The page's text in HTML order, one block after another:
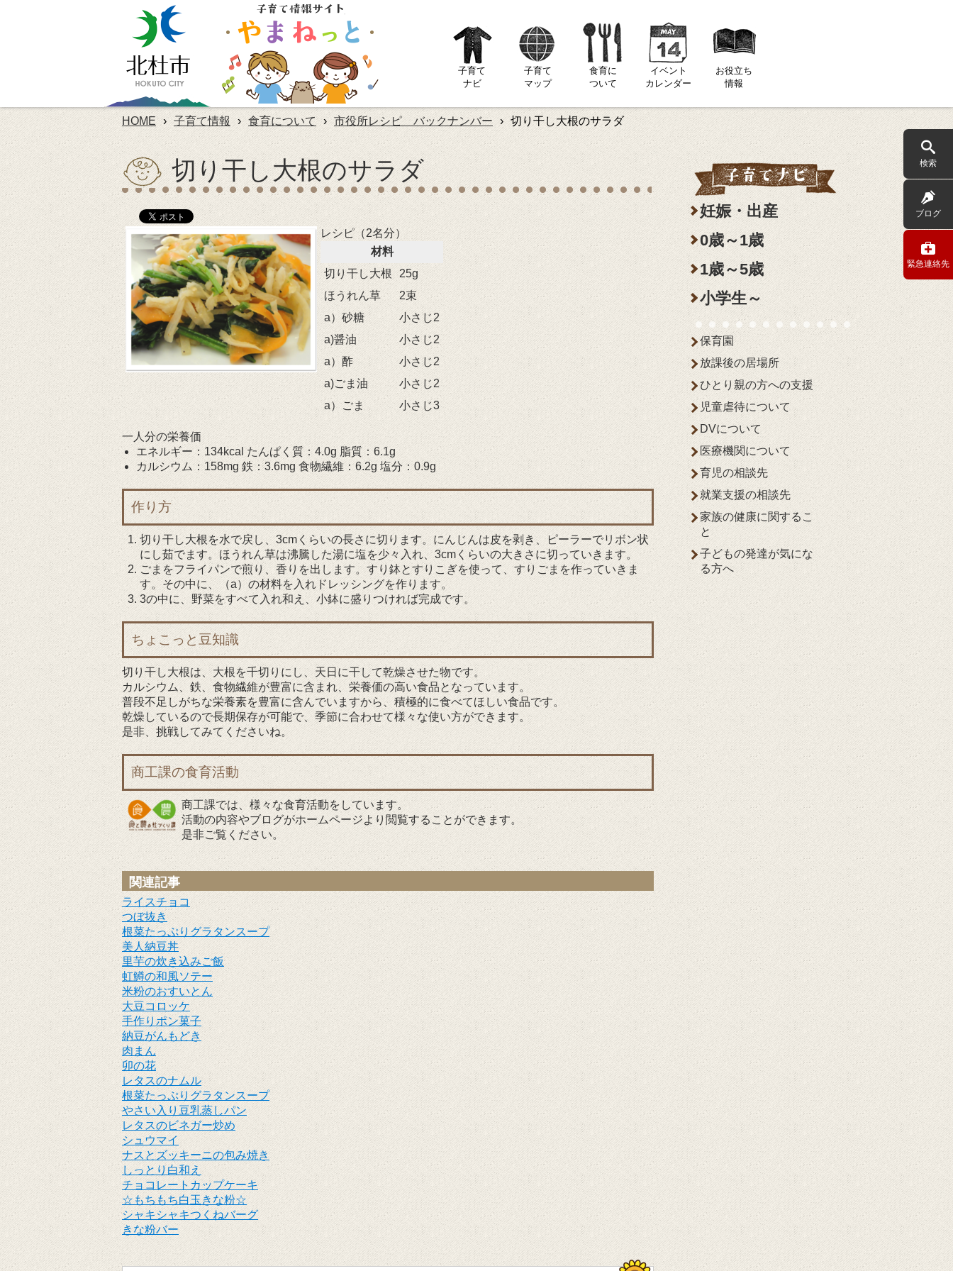
子育て
ナビ
子育て
マップ
食育に
ついて
イベント
カレンダー
お役立ち
情報
HOME › 子育て情報 › 食育について › 市役所レシピ バックナンバー › 切り干し大根のサラダ
検索
ブログ
緊急連絡先
切り干し大根のサラダ
レシピ（2名分）
材料
切り干し大根
25g
ほうれん草
2束
a）砂糖
小さじ2
a)醤油
小さじ2
a）酢
小さじ2
a)ごま油
小さじ2
a）ごま
小さじ3
一人分の栄養価
エネルギー：134kcal たんぱく質：4.0g 脂質：6.1g
カルシウム：158mg 鉄：3.6mg 食物繊維：6.2g 塩分：0.9g
作り方
切り干し大根を水で戻し、3cmくらいの長さに切ります。にんじんは皮を剥き、ピーラーでリボン状
にし茹でます。ほうれん草は沸騰した湯に塩を少々入れ、3cmくらいの大きさに切っていきます。
ごまをフライパンで煎り、香りを出します。すり鉢とすりこぎを使って、すりごまを作っていきま
す。その中に、（a）の材料を入れドレッシングを作ります。
3の中に、野菜をすべて入れ和え、小鉢に盛りつければ完成です。
ちょこっと豆知識
切り干し大根は、大根を千切りにし、天日に干して乾燥させた物です。
カルシウム、鉄、食物繊維が豊富に含まれ、栄養価の高い食品となっています。
普段不足しがちな栄養素を豊富に含んでいますから、積極的に食べてほしい食品です。
乾燥しているので長期保存が可能で、季節に合わせて様々な使い方ができます。
是非、挑戦してみてくださいね。
商工課の食育活動
商工課では、様々な食育活動をしています。
活動の内容やブログがホームページより閲覧することができます。
是非ご覧ください。
関連記事
ライスチョコ
つぼ抜き
根菜たっぷりグラタンスープ
美人納豆丼
里芋の炊き込みご飯
虹鱒の和風ソテー
米粉のおすいとん
大豆コロッケ
手作りポン菓子
納豆がんもどき
肉まん
卯の花
レタスのナムル
根菜たっぷりグラタンスープ
やさい入り豆乳蒸しパン
レタスのビネガー炒め
シュウマイ
ナスとズッキーニの包み焼き
しっとり白和え
チョコレートカップケーキ
☆もちもち白玉きな粉☆
シャキシャキつくねバーグ
きな粉バー
妊娠・出産
0歳～1歳
1歳～5歳
小学生～
保育園
放課後の居場所
ひとり親の方への支援
児童虐待について
DVについて
医療機関について
育児の相談先
就業支援の相談先
家族の健康に関するこ
と
子どもの発達が気にな
る方へ